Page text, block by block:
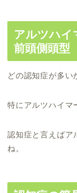
アルツハイ
前頭側頭型
どの認知症が多い
特にアルツハイマ
認知症と言えばア
ね。